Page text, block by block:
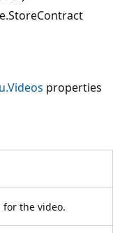
properties
for the video.